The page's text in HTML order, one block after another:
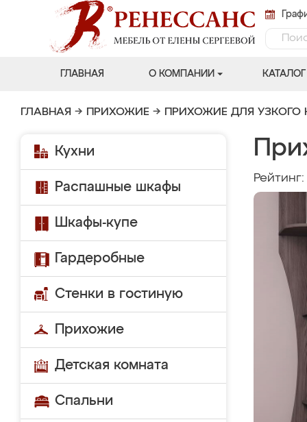
ГЛАВНАЯ О КОМПАНИИ КАТАЛОГ
ГЛАВНАЯ → ПРИХОЖИЕ → ПРИХОЖИЕ ДЛЯ УЗКОГО
Кухни
Распашные шкафы
Шкафы-купе
Гардеробные
Стенки в гостиную
Прихожие
Детская комната
Спальни
Рейтинг: